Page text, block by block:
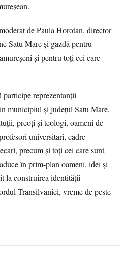
de Paula Horotan, director
Satu Mare și gazdă pentru
și pentru toți cei care
reprezentanții
municipiul și județul Satu Mare,
preoți și teologi, oameni de
universitari, cadre
precum și toți cei care sunt
în prim-plan oameni, idei și
la construirea identității
Transilvaniei, vreme de peste